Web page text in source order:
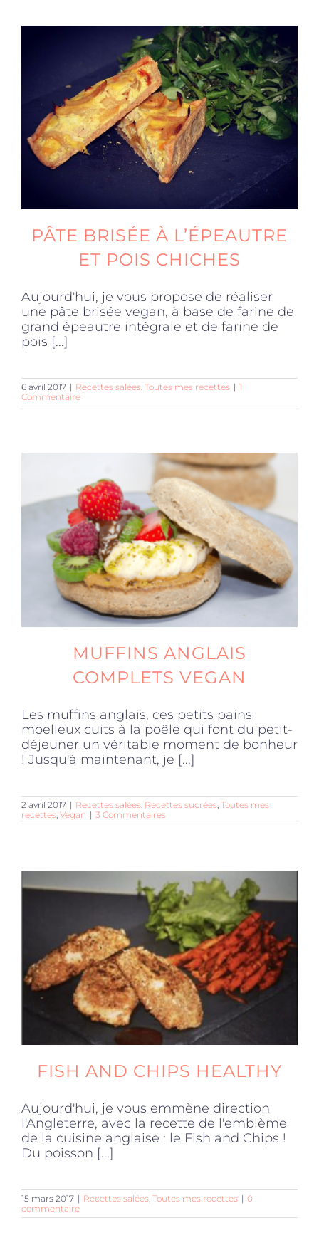
Click and collect
Traiteur
Accessoires
PÂTE BRISÉE À L’ÉPEAUTRE
ET POIS CHICHES
Aujourd'hui, je vous propose de réaliser
une pâte brisée vegan, à base de farine de
grand épeautre intégrale et de farine de
pois [...]
6 avril 2017 | Recettes salées, Toutes mes recettes | 1
Commentaire
MUFFINS ANGLAIS
COMPLETS VEGAN
Les muffins anglais, ces petits pains
moelleux cuits à la poêle qui font du petit-
déjeuner un véritable moment de bonheur
! Jusqu'à maintenant, je [...]
2 avril 2017 | Recettes salées Recettes sucrées Toutes mes
recettes Vegan | 3 Commentaires
FISH AND CHIPS HEALTHY
Aujourd'hui, je vous emmène direction
l'Angleterre, avec la recette de l'emblème
de la cuisine anglaise : le Fish and Chips !
Du poisson [...]
15 mars 2017 | Recettes salées Toutes mes recettes | 0
commentaire